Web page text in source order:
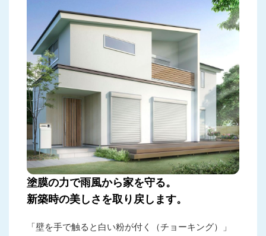
塗膜の力で雨風から家を守る。
新築時の美しさを取り戻します。
「壁を手で触ると白い粉が付く（チョーキング）」